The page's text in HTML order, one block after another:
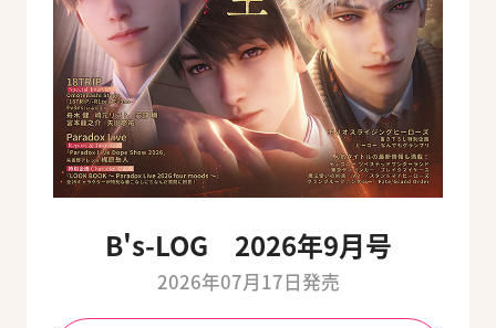
B's-LOG 2026年9月号
2026年07月17日発売